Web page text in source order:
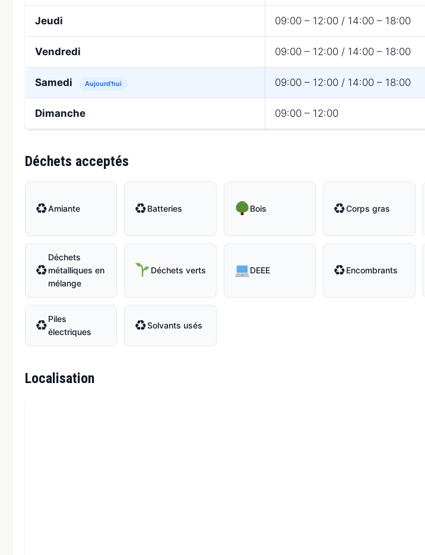
Jeudi 09:00 – 12:00 / 14:00 – 18:00
Vendredi 09:00 – 12:00 / 14:00 – 18:00
Samedi Aujourd'hui 09:00 – 12:00 / 14:00 – 18:00
Dimanche 09:00 – 12:00
Déchets acceptés
♻Amiante ♻Batteries Bois ♻Corps gras
♻
Déchets
métalliques en
mélange
Déchets verts DEEE ♻Encombrants
♻Piles
électriques
♻Solvants usés
Localisation